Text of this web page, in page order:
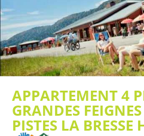
APPARTEMENT 4
GRANDES
PISTES LA BRESSE